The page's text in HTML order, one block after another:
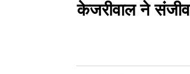
केजरीवाल ने